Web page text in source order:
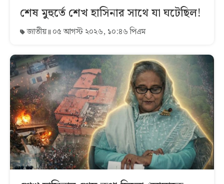
শেষ মুহুর্তে শেখ হাসিনার সাথে যা ঘটেছিল!
জাতীয় ০৫ আগস্ট ২০২৬, ১০:৪৬ পিএম